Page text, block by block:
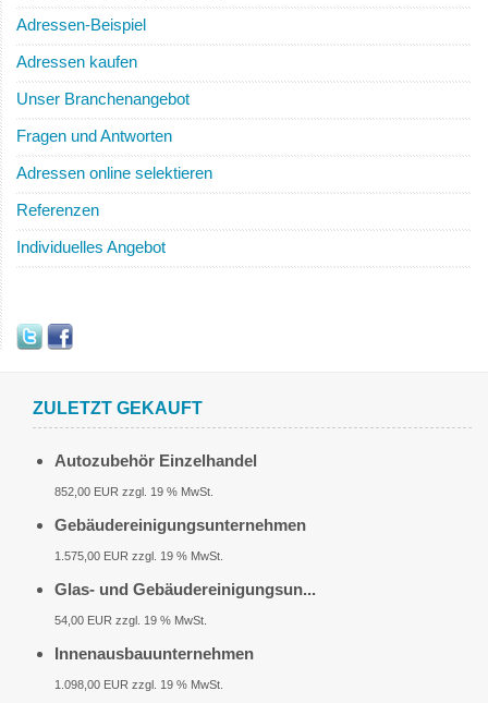
Adressen-Beispiel
Adressen kaufen
Unser Branchenangebot
Fragen und Antworten
Adressen online selektieren
Referenzen
Individuelles Angebot
ZULETZT GEKAUFT
Autozubehör Einzelhandel
852,00 EUR zzgl. 19 % MwSt.
Gebäudereinigungsunternehmen
1.575,00 EUR zzgl. 19 % MwSt.
Glas- und Gebäudereinigungsun...
54,00 EUR zzgl. 19 % MwSt.
Innenausbauunternehmen
1.098,00 EUR zzgl. 19 % MwSt.